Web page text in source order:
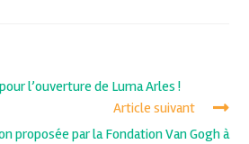
l’ouverture de Luma Arles !
Article suivant
proposée par la Fondation Van Gogh à